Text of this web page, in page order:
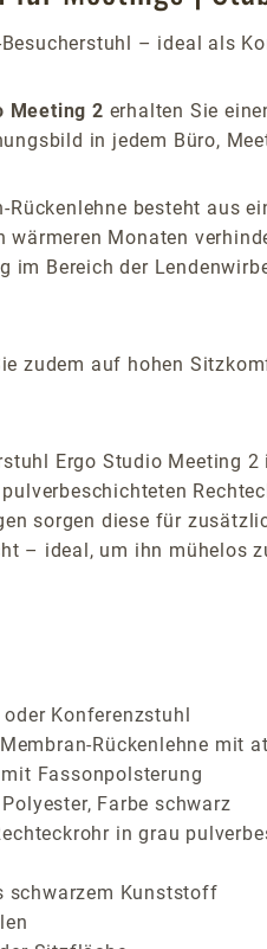
– ideal als
Meeting 2 erhalten Sie
in jedem Büro,
Rückenlehne besteht aus
wärmeren Monaten
im Bereich der
zudem auf hohen
Ergo Studio
sorgen diese für
– ideal, um ihn mühelos
Konferenzstuhl
Rückenlehne mit
Fassonpolsterung
Farbe schwarz
in grau
schwarzem Kunststoff